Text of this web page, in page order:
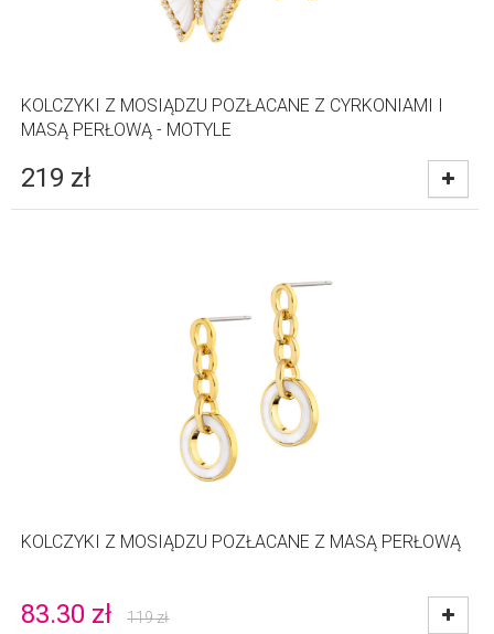
KOLCZYKI Z MOSIĄDZU POZŁACANE Z CYRKONIAMI I
MASĄ PERŁOWĄ - MOTYLE
219 zł
KOLCZYKI Z MOSIĄDZU POZŁACANE Z MASĄ PERŁOWĄ
83.30 zł 119zł